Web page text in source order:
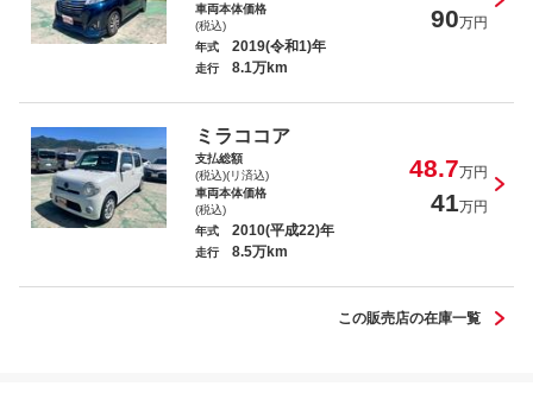
ハスラー Ｇ
車両本体価格
(税込)
90万円
年式 2019(令和1)年
走行 8.1万km
ミラココア
支払総額
(税込)(リ済込)
48.7万円
車両本体価格
(税込)
41万円
年式 2010(平成22)年
走行 8.5万km
この販売店の在庫一覧